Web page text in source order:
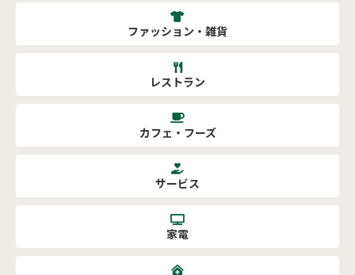
ファッション・雑貨
レストラン
カフェ・フーズ
サービス
家電